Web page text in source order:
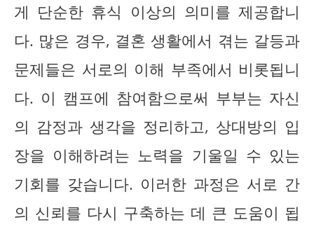
게 단순한 휴식 이상의 의미를 제공합니
다. 많은 경우, 결혼 생활에서 겪는 갈등과
문제들은 서로의 이해 부족에서 비롯됩니
다. 이 캠프에 참여함으로써 부부는 자신
의 감정과 생각을 정리하고, 상대방의 입
장을 이해하려는 노력을 기울일 수 있는
기회를 갖습니다. 이러한 과정은 서로 간
의 신뢰를 다시 구축하는 데 큰 도움이 됩